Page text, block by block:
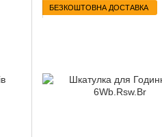
БЕЗКОШТОВНА ДОСТАВКА